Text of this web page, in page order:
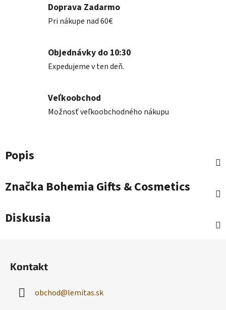
Doprava Zadarmo
Pri nákupe nad 60€
Objednávky do 10:30
Expedujeme v ten deň.
Veľkoobchod
Možnosť veľkoobchodného nákupu
Popis
Značka Bohemia Gifts & Cosmetics
Diskusia
Kontakt
obchod@lemitas.sk